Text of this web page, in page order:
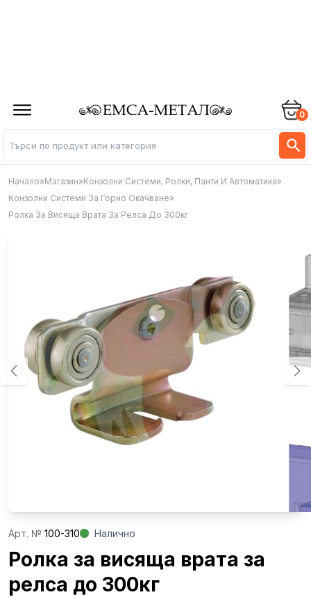
0
Начало»Магазин»Конзолни Системи, Ролки, Панти И Автоматика»
Конзолни Системи За Горно Окачване»
Ролка За Висяща Врата За Релса До 300кг
Aрт. № 100-310 Налично
Ролка за висяща врата за
релса до 300кг